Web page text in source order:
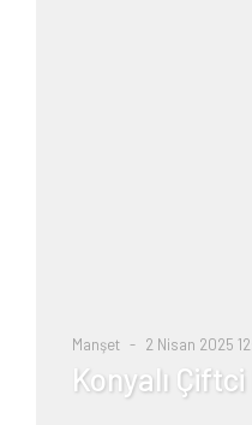
Manşet 2 Nisan 2025
Konyalı